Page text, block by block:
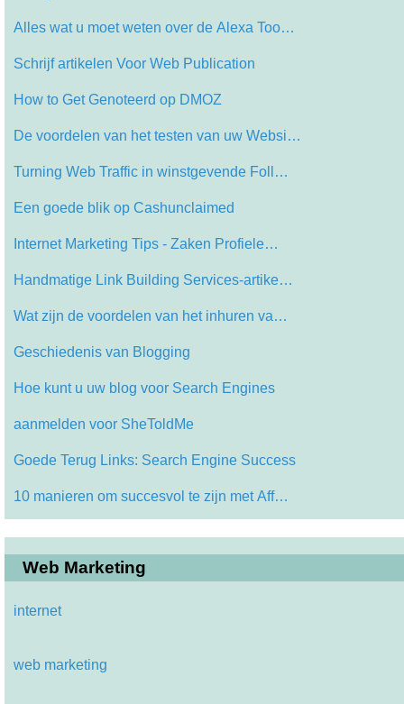
Alles wat u moet weten over de Alexa Too…
Schrijf artikelen Voor Web Publication
How to Get Genoteerd op DMOZ
De voordelen van het testen van uw Websi…
Turning Web Traffic in winstgevende Foll…
Een goede blik op Cashunclaimed
Internet Marketing Tips - Zaken Profiele…
Handmatige Link Building Services-artike…
Wat zijn de voordelen van het inhuren va…
Geschiedenis van Blogging
Hoe kunt u uw blog voor Search Engines
aanmelden voor SheToldMe
Goede Terug Links: Search Engine Success
10 manieren om succesvol te zijn met Aff…
Web Marketing
internet
web marketing